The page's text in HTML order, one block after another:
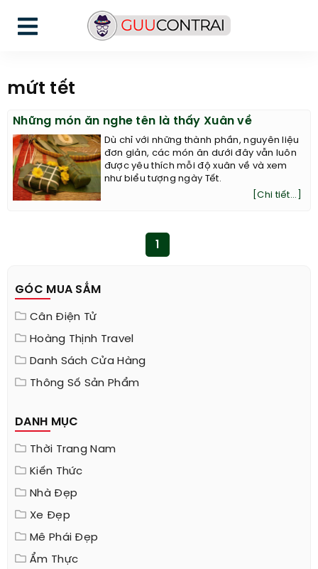
mứt tết
Những món ăn nghe tên là thấy Xuân về
Dù chỉ với những thành phần, nguyên liệu
đơn giản, các món ăn dưới đây vẫn luôn
được yêu thích mỗi độ xuân về và xem
như biểu tượng ngày Tết.
[Chi tiết...]
GÓC MUA SẮM
Cân Điện Tử
Hoàng Thịnh Travel
Danh Sách Cửa Hàng
Thông Số Sản Phẩm
DANH MỤC
Thời Trang Nam
Kiến Thức
Nhà Đẹp
Xe Đẹp
Mê Phái Đẹp
Ẩm Thực